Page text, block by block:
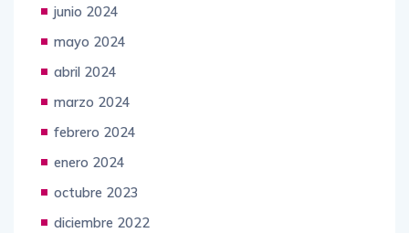
junio 2024
mayo 2024
abril 2024
marzo 2024
febrero 2024
enero 2024
octubre 2023
diciembre 2022